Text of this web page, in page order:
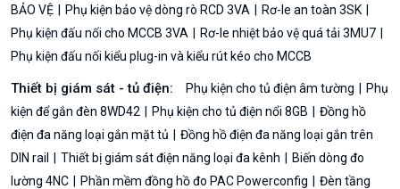
BẢO VỆ
Phụ kiện bảo vệ dòng rò RCD 3VA
Rơ-le an toàn 3SK
Phụ kiện đấu nối cho MCCB 3VA
Rơ-le nhiệt bảo vệ quá tải 3MU7
Phụ kiện đấu nối kiểu plug-in và kiểu rút kéo cho MCCB
Thiết bị giám sát - tủ điện: Phụ kiện cho tủ điện âm tường
Phụ
kiện để gắn đèn 8WD42
Phụ kiện cho tủ điện nổi 8GB
Đồng hồ
điện đa năng loại gắn mặt tủ
Đồng hồ điện đa năng loại gắn trên
DIN rail
Thiết bị giám sát điện năng loại đa kênh
Biến dòng đo
lường 4NC
Phần mềm đồng hồ đo PAC Powerconfig
Đèn tầng